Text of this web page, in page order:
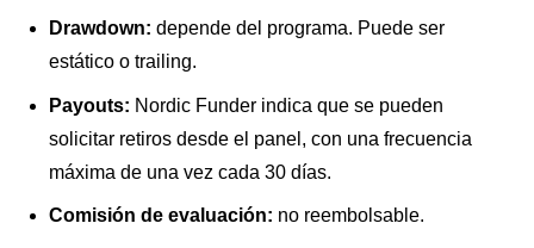
Drawdown: depende del programa. Puede ser
estático o trailing.
Payouts: Nordic Funder indica que se pueden
solicitar retiros desde el panel, con una frecuencia
máxima de una vez cada 30 días.
Comisión de evaluación: no reembolsable.